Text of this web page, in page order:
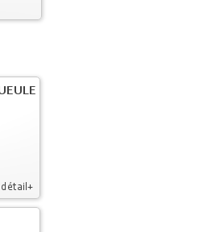
détail+